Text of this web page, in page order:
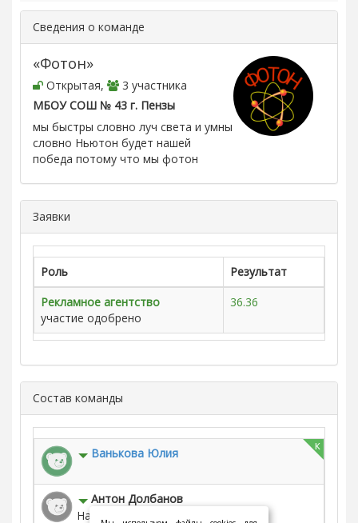
Сведения о команде
«Фотон»
Открытая,
3 участника
МБОУ СОШ № 43 г. Пензы
мы быстры словно луч света и умны
словно Ньютон будет нашей
победа потому что мы фотон
Заявки
Роль
Результат
Рекламное агентство
участие одобрено
36.36
Состав команды
к
Ванькова Юлия
Антон Долбанов
Научный директор